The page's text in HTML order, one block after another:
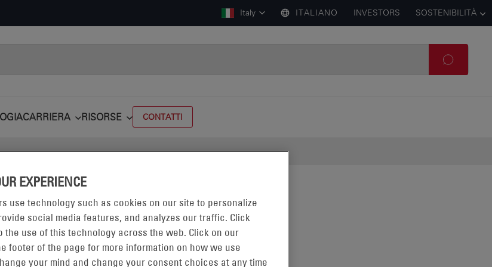
Italy ITALIANO INVESTORS SOSTENIBILITÀ
CARRIERA RISORSE CONTATTI
EXPERIENCE
use technology such as cookies on our site to personalize
social media features, and analyzes our traffic. Click
the use of this technology across the web. Click on our
footer of the page for more information on how we use
your mind and change your consent choices at any time